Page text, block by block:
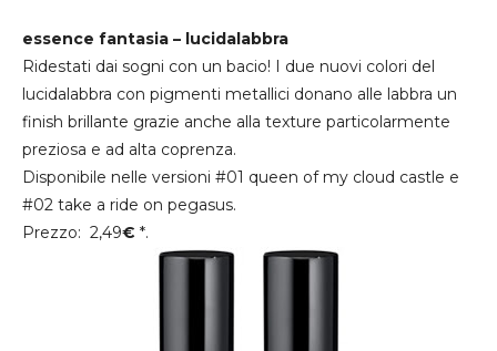
essence fantasia – lucidalabbra
Ridestati dai sogni con un bacio! I due nuovi colori del
lucidalabbra con pigmenti metallici donano alle labbra un
finish brillante grazie anche alla texture particolarmente
preziosa e ad alta coprenza.
Disponibile nelle versioni #01 queen of my cloud castle e
#02 take a ride on pegasus.
Prezzo: 2,49€ *.